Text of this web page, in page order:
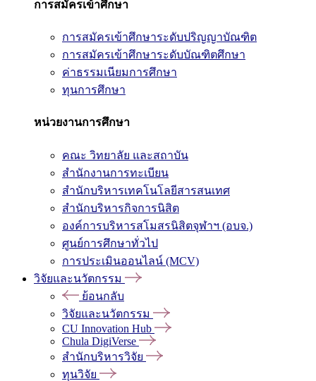
การสมัครเข้าศึกษา
การสมัครเข้าศึกษาระดับปริญญาบัณฑิต
การสมัครเข้าศึกษาระดับบัณฑิตศึกษา
ค่าธรรมเนียมการศึกษา
ทุนการศึกษา
หน่วยงานการศึกษา
คณะ วิทยาลัย และสถาบัน
สำนักงานการทะเบียน
สำนักบริหารเทคโนโลยีสารสนเทศ
สำนักบริหารกิจการนิสิต
องค์การบริหารสโมสรนิสิตจุฬาฯ (อบจ.)
ศูนย์การศึกษาทั่วไป
การประเมินออนไลน์ (MCV)
วิจัยและนวัตกรรม
ย้อนกลับ
วิจัยและนวัตกรรม
CU Innovation Hub
Chula DigiVerse
สำนักบริหารวิจัย
ทุนวิจัย